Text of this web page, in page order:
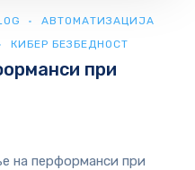
АВТОМАТИЗАЦИЈА
КИБЕР БЕЗБЕДНОСТ
при
на перформанси при